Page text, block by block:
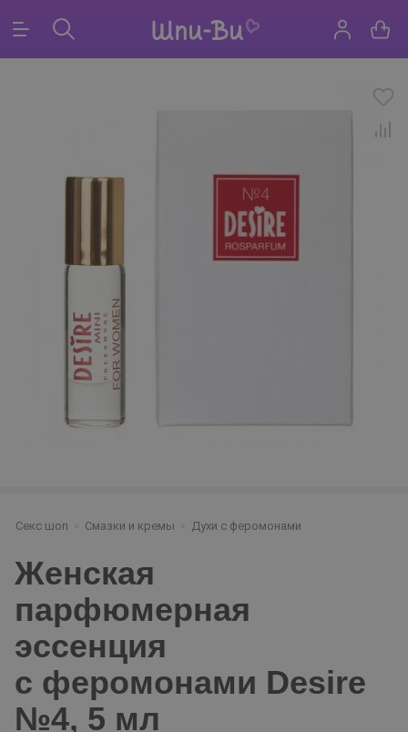
Секс шоп Смазки и кремы Духи с феромонами
Женская
парфюмерная
эссенция
с феромонами Desire
№4, 5 мл